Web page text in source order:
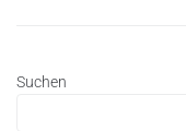
Suchen